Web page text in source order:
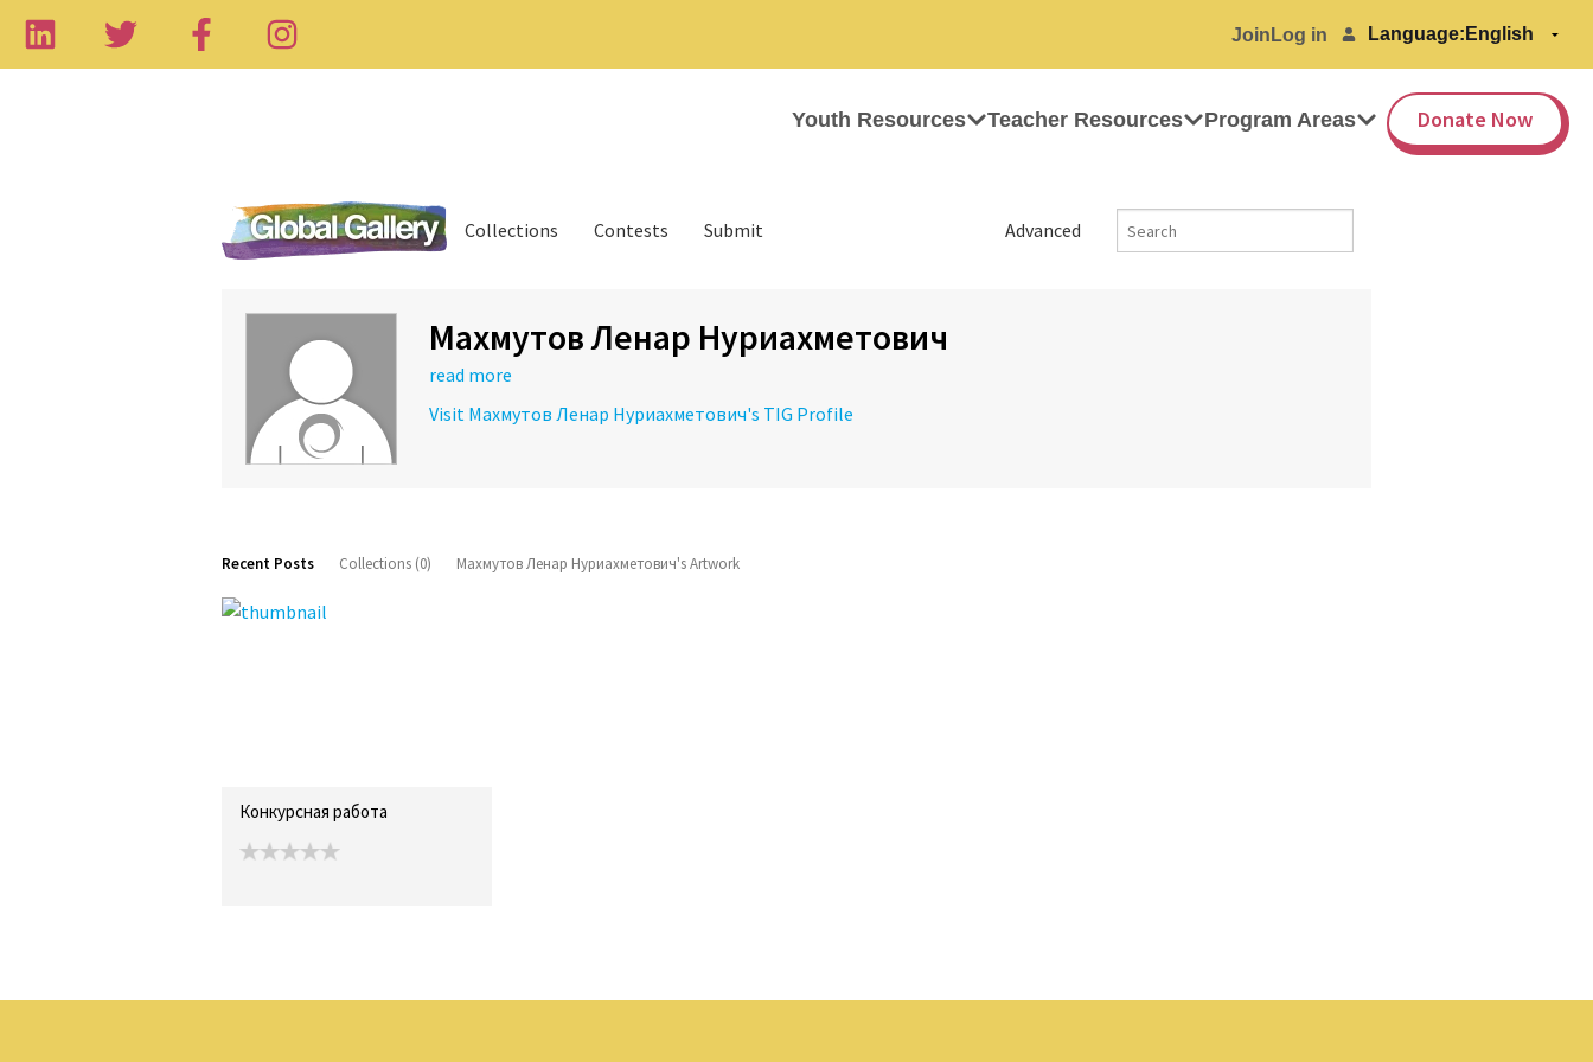
Join Log in Language:
Youth Resources Teacher Resources Program Areas Donate Now
Advanced
Collections Contests Submit
Махмутов Ленар Нуриахметович
read more
Visit Махмутов Ленар Нуриахметович's TIG Profile
Recent Posts Collections (0) Махмутов Ленар Нуриахметович's Artwork
Конкурсная работа